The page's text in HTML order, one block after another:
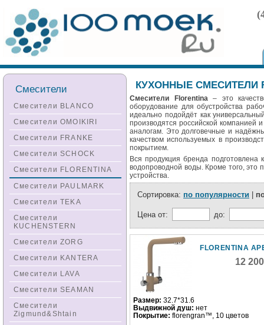
КУХОННЫЕ СМЕСИТЕЛИ
Смесители Florentina– это
оборудование для обустройства
идеально подойдёт как
производятся российской компанией
аналогам. Это долговечные и
качеством используемых в
покрытием.
Вся продукция бренда подготовлена
водопроводной воды. Кроме того, это
устройства.
Сортировка: по популярности
Цена от: до:
FLORENTINA
12
Размер: 32.7*31.6
Выдвижной душ: нет
Покрытие: florengran™, 10 цветов
Смесители
Смесители BLANCO
Смесители OMOIKIRI
Смесители FRANKE
Смесители SCHOCK
Смесители FLORENTINA
Смесители PAULMARK
Смесители TEKA
Смесители
KUCHENSTERN
Смесители ZORG
Смесители KANTERA
Смесители LAVA
Смесители SEAMAN
Смесители
Zigmund&Shtain